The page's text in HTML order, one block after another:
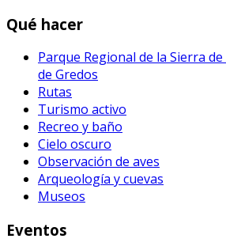
Qué hacer
Parque Regional de la Sierra
de Gredos
Rutas
Turismo activo
Recreo y baño
Cielo oscuro
Observación de aves
Arqueología y cuevas
Museos
Eventos